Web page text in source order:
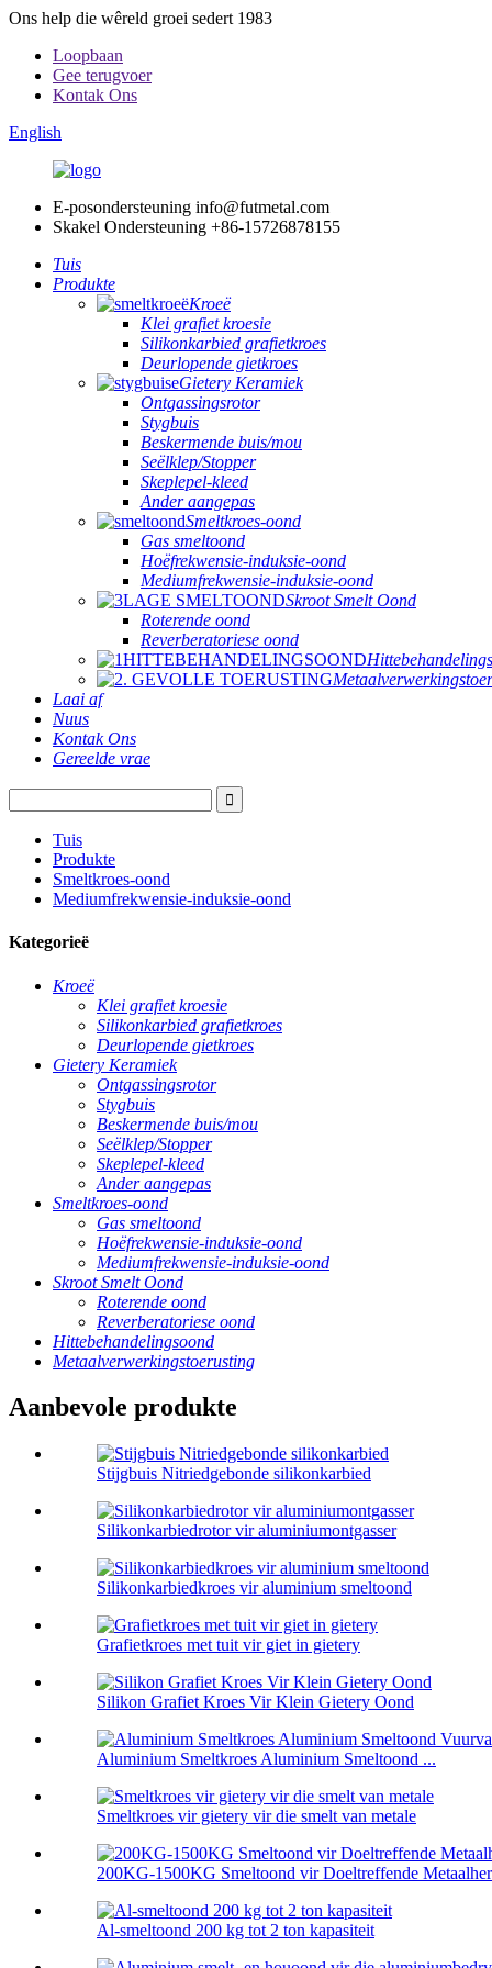
Ons help die wêreld groei sedert 1983
Loopbaan
Gee terugvoer
Kontak Ons
English
E-posondersteuning info@futmetal.com
Skakel Ondersteuning +86-15726878155
Tuis
Produkte
Kroeë
Klei grafiet kroesie
Silikonkarbied grafietkroes
Deurlopende gietkroes
Gietery Keramiek
Ontgassingsrotor
Stygbuis
Beskermende buis/mou
Seëlklep/Stopper
Skeplepel-kleed
Ander aangepas
Smeltkroes-oond
Gas smeltoond
Hoëfrekwensie-induksie-oond
Mediumfrekwensie-induksie-oond
Skroot Smelt Oond
Roterende oond
Reverberatoriese oond
Laai af
Nuus
Kontak Ons
Gereelde vrae
Tuis
Produkte
Smeltkroes-oond
Mediumfrekwensie-induksie-oond
Kategorieë
Kroeë
Klei grafiet kroesie
Silikonkarbied grafietkroes
Deurlopende gietkroes
Gietery Keramiek
Ontgassingsrotor
Stygbuis
Beskermende buis/mou
Seëlklep/Stopper
Skeplepel-kleed
Ander aangepas
Smeltkroes-oond
Gas smeltoond
Hoëfrekwensie-induksie-oond
Mediumfrekwensie-induksie-oond
Skroot Smelt Oond
Roterende oond
Reverberatoriese oond
Hittebehandelingsoond
Metaalverwerkingstoerusting
Aanbevole produkte
Stijgbuis Nitriedgebonde silikonkarbied
Silikonkarbiedrotor vir aluminiumontgasser
Silikonkarbiedkroes vir aluminium smeltoond
Grafietkroes met tuit vir giet in gietery
Silikon Grafiet Kroes Vir Klein Gietery Oond
Aluminium Smeltkroes Aluminium Smeltoond ...
Smeltkroes vir gietery vir die smelt van metale
200KG-1500KG Smeltoond vir Doeltreffende
Al-smeltoond 200 kg tot 2 ton kapasiteit